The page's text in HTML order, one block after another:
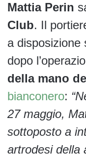
Mattia Perin
Club. Il
a disposizione
dopo
della mano
bianconero:
27 maggio,
sottoposto a
artrodesi della